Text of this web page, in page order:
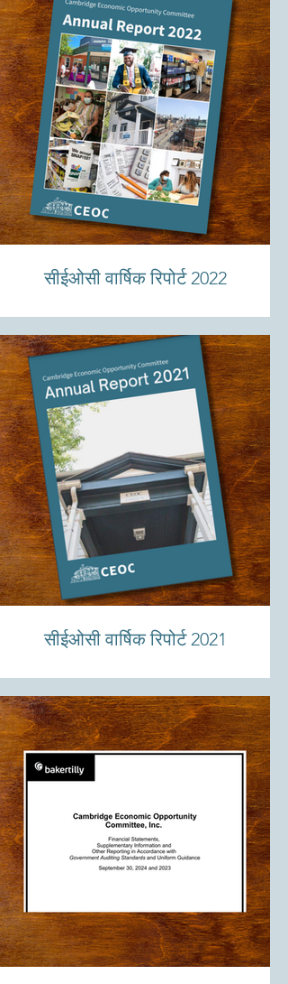
सीईओसी वार्षिक रिपोर्ट 2022
सीईओसी वार्षिक रिपोर्ट 2021